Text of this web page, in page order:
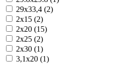
29x33,4 (2)
2x15 (2)
2x20 (15)
2x25 (2)
2x30 (1)
3,1x20 (1)